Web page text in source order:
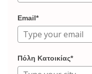
Email*
Πόλη Κατοικίας*